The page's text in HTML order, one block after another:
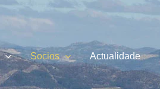
Socios Actualidade